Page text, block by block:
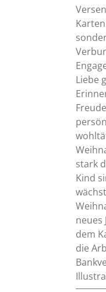
Liebe
stark
Kind
neues
dem
die